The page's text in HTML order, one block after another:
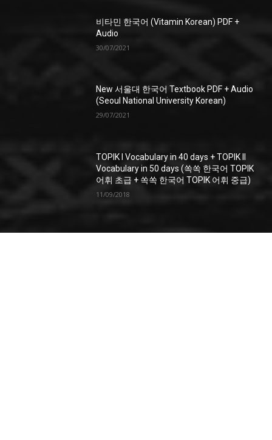
비타민 한국어 (Vitamin Korean) PDF +
Audio
30/07/2021
New 서울대 한국어 Textbook PDF + Audio
(Seoul National University Korean)
29/07/2021
TOPIK I Vocabulary in 40 days + TOPIK II
Vocabulary in 50 days (쏙쏙 한국어 TOPIK
어휘 초급 + 쏙쏙 한국어 TOPIK 어휘 중급)
11/09/2018